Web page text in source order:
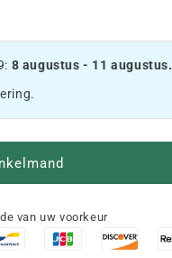
8 augustus - 11 augustus.
van uw voorkeur